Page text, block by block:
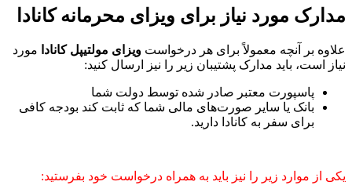
مدارک مورد نیاز برای ویزای محرمانه کانادا
علاوه بر آنچه معمولاً برای هر درخواست ویزای مولتیپل کانادا مورد
نیاز است، باید مدارک پشتیبان زیر را نیز ارسال کنید:
پاسپورت معتبر صادر شده توسط دولت شما
بانک یا سایر صورت‌های مالی شما که ثابت کند بودجه کافی
برای سفر به کانادا دارید.
یکی از موارد زیر را نیز باید به همراه درخواست خود بفرستید: